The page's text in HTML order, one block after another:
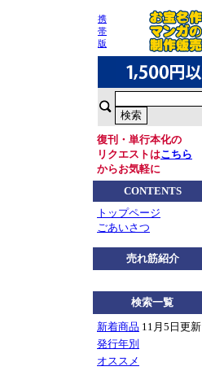
携
帯
版
復刊・単行本化の
リクエストはこちら
からお気軽に
CONTENTS
トップページ
ごあいさつ
売れ筋紹介
検索一覧
新着商品 11月5日更新
発行年別
オススメ